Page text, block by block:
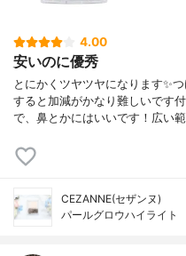
4.00
安いのに優秀
とにかくツヤツヤになります✨
すると加減がかなり難しいです
で、鼻とかにはいいです！広い
CEZANNE(セザンヌ)
パールグロウハイライト